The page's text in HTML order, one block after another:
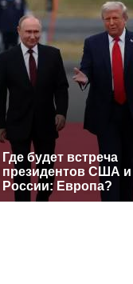
Где будет встреча
президентов США и
России: Европа?